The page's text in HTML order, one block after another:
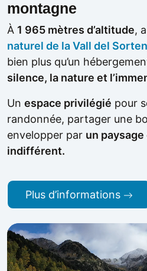
montagne
À 1 965 mètres d’altitude,
naturel de la Vall del
bien plus qu’un
silence, la nature et
Un espace privilégié pour
randonnée, partager une
envelopper par un
indifférent.
Plus d’informations